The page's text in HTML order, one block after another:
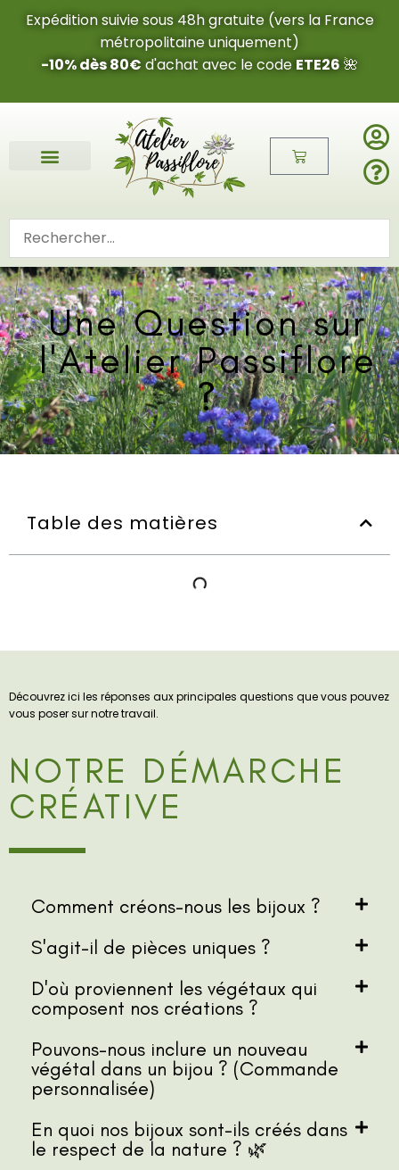
Expédition suivie sous 48h gratuite (vers la France
métropolitaine uniquement)
-10% dès 80€ d'achat avec le code ETE26 🌺
Une Question sur
l'Atelier Passiflore
?
Table des matières
Découvrez ici les réponses aux principales questions que vous pouvez
vous poser sur notre travail.
NOTRE DÉMARCHE
CRÉATIVE
Comment créons-nous les bijoux ?
S'agit-il de pièces uniques ?
D'où proviennent les végétaux qui
composent nos créations ?
Pouvons-nous inclure un nouveau
végétal dans un bijou ? (Commande
personnalisée)
En quoi nos bijoux sont-ils créés dans
le respect de la nature ? 🌿